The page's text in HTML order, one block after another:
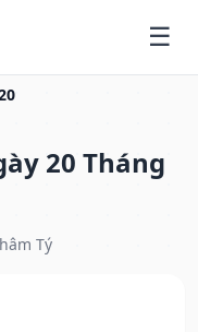
20 Tháng
Tý